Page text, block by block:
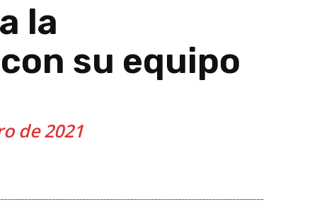
la
su equipo
de 2021